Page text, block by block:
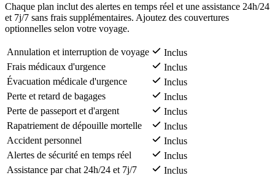
Chaque plan inclut des alertes en temps réel et une assistance 24h/24
et 7j/7 sans frais supplémentaires. Ajoutez des couvertures
optionnelles selon votre voyage.
Annulation et interruption de voyage
Inclus
Frais médicaux d'urgence
Inclus
Évacuation médicale d'urgence
Inclus
Perte et retard de bagages
Inclus
Perte de passeport et d'argent
Inclus
Rapatriement de dépouille mortelle
Inclus
Accident personnel
Inclus
Alertes de sécurité en temps réel
Inclus
Assistance par chat 24h/24 et 7j/7
Inclus